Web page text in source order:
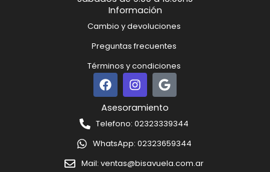
Información
Cambio y devoluciones
Preguntas frecuentes
Términos y condiciones
F
a
c
e
b
o
o
k
I
n
s
t
a
g
r
a
G
o
o
g
l
e
Asesoramiento
Telefono: 02323339344
WhatsApp: 02323659344
Mail: ventas@bisavuela.com.ar